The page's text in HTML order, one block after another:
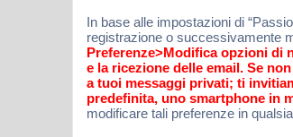
In base alle impostazioni di
registrazione o successivamente
Preferenze>Modifica opzioni di
e la ricezione delle email. Se
a tuoi messaggi privati; ti
predefinita, uno smartphone in
modificare tali preferenze in